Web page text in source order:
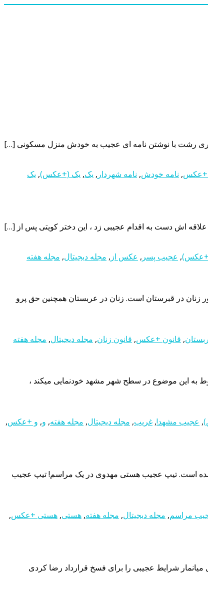
رشت با نوشتن نامه ای عجیب به خودش منزل مسکونی […]
+عکس, نامه خودش, نامه شهردار , یک, یک (+عکس), یک
اش دست به اقدام عجیبی زد ، این دختر کویتی پس از […]
, عجیب پسر , عکس از , مجله دیجیتال, مجله هفته
زنان در قبرستان است. زنان در عربستان همچنین حق پرو
, قانون +عکس, قانون زنان, مجله دیجیتال, مجله هفته
این موضوع در سطح شهر مشهد خودنمایی میکند ،
, عجیب مشهد!, غریب, مجله دیجیتال, مجله هفته, و, و +عکس,
هستی مهدوی بازیگر ۲۶ ساله در شبکه های اجتماعی منتشر شده است. تیپ عجیب هستی مهدوی در یک مراسم! تیپ عجیب
مراسم, مجله دیجیتال, مجله هفته, هستی, هستی +عکس,
شرایط عجیبی را برای فسخ قرارداد رضا کردی